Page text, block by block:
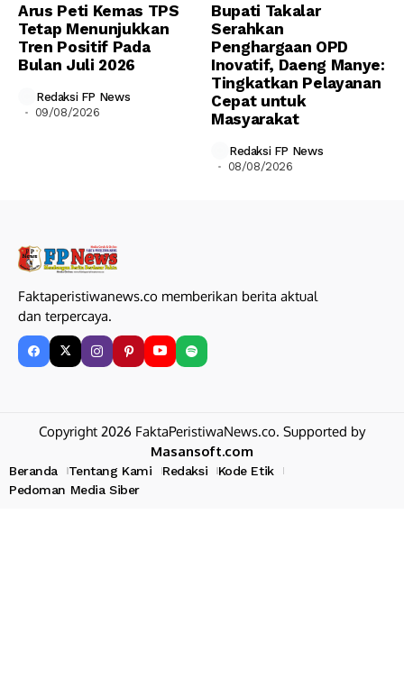
Arus Peti Kemas TPS
Tetap Menunjukkan
Tren Positif Pada
Bulan Juli 2026
Redaksi FP News
09/08/2026
Bupati Takalar
Serahkan
Penghargaan OPD
Inovatif, Daeng Manye:
Tingkatkan Pelayanan
Cepat untuk
Masyarakat
Redaksi FP News
08/08/2026
Faktaperistiwanews.co memberikan berita aktual
dan terpercaya.
Copyright 2026 FaktaPeristiwaNews.co. Supported by
Masansoft.com
Beranda Tentang Kami Redaksi
Kode Etik
Pedoman Media Siber